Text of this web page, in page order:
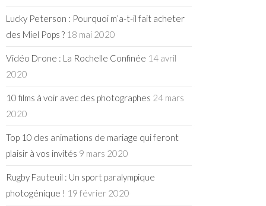
Lucky Peterson : Pourquoi m’a-t-il fait acheter
des Miel Pops ? 18 mai 2020
Vidéo Drone : La Rochelle Confinée 14 avril
2020
10 films à voir avec des photographes 24 mars
2020
Top 10 des animations de mariage qui feront
plaisir à vos invités 9 mars 2020
Rugby Fauteuil : Un sport paralympique
photogénique ! 19 février 2020